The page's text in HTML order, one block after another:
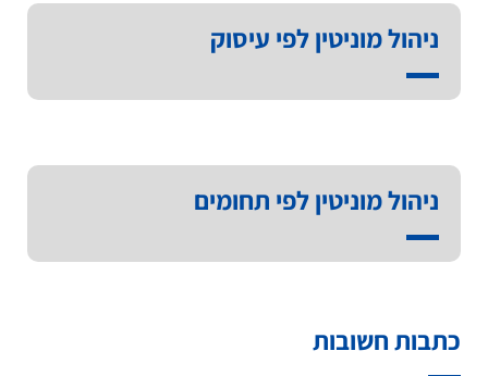
ניהול מוניטין לפי עיסוק
ניהול מוניטין לפי תחומים
כתבות חשובות